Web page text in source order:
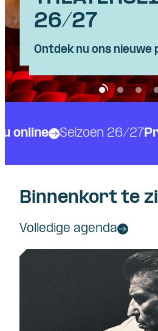
26/27
Ontdek nu ons nieuwe
TITANIQUE
BALLET
Ballet Vibes
MUSICAL (4+)
Van Hoorne Studios
SPIJKERS
Meeuw
Seizoen 26/27
Binnenkort te
Volledige agenda